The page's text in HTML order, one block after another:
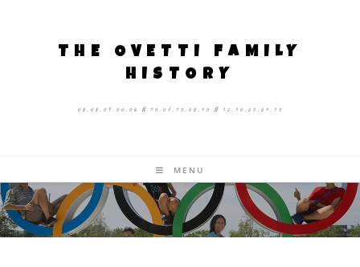
THE OVETTI FAMILY
HISTORY
08.08.09.00.06 # 10.07.13.08.40 # 12.10.25.04.13
MENU